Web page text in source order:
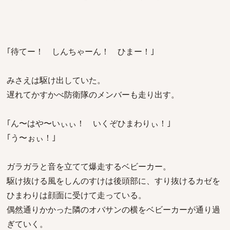
｢待てー！ しんちゃーん！ ひまー！｣
みさえは駆け出していた。
遅れてかすかべ防衛隊のメンバーも走り出す。
｢ん〜はや〜いぃぃ！ いくぞひまわりぃ！｣
｢う〜ぉぃ！｣
ガラガラと音を立てて爆走するベビーカー。
駆け抜ける風をしんのすけは後頭部に、すり抜けるカゼを
ひまわりは顔面に受けて走っている。
偶然通りかかった隣のオバサンの横をベビーカーが通り過
ぎていく。